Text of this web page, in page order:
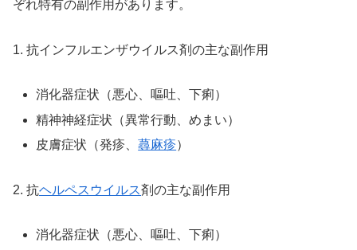
ぞれ特有の副作用があります。
1. 抗インフルエンザウイルス剤の主な副作用
消化器症状（悪心、嘔吐、下痢）
精神神経症状（異常行動、めまい）
皮膚症状（発疹、蕁麻疹）
2. 抗ヘルペスウイルス剤の主な副作用
消化器症状（悪心、嘔吐、下痢）